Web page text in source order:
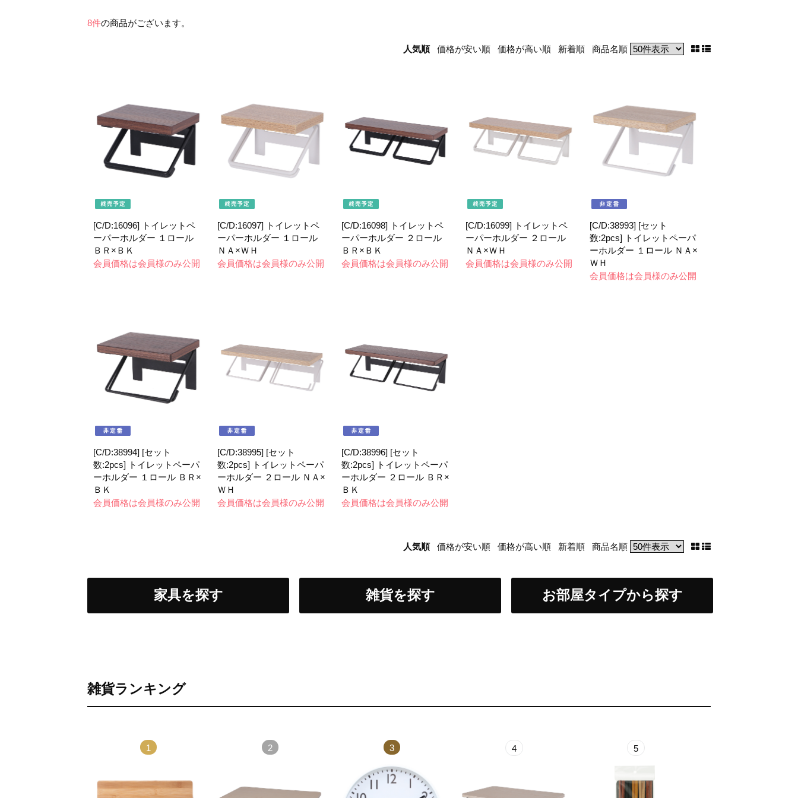
8件の商品がございます。
人気順 価格が安い順 価格が高い順 新着順 商品名順
[C/D:16096] トイレットペ
ーパーホルダー １ロール
ＢＲ×ＢＫ
会員価格は会員様のみ公開
[C/D:16097] トイレットペ
ーパーホルダー １ロール
ＮＡ×ＷＨ
会員価格は会員様のみ公開
[C/D:16098] トイレットペ
ーパーホルダー ２ロール
ＢＲ×ＢＫ
会員価格は会員様のみ公開
[C/D:16099] トイレットペ
ーパーホルダー ２ロール
ＮＡ×ＷＨ
会員価格は会員様のみ公開
[C/D:38993] [セット
数:2pcs] トイレットペーパ
ーホルダー １ロール ＮＡ×
ＷＨ
会員価格は会員様のみ公開
[C/D:38994] [セット
数:2pcs] トイレットペーパ
ーホルダー １ロール ＢＲ×
ＢＫ
会員価格は会員様のみ公開
[C/D:38995] [セット
数:2pcs] トイレットペーパ
ーホルダー ２ロール ＮＡ×
ＷＨ
会員価格は会員様のみ公開
[C/D:38996] [セット
数:2pcs] トイレットペーパ
ーホルダー ２ロール ＢＲ×
ＢＫ
会員価格は会員様のみ公開
人気順 価格が安い順 価格が高い順 新着順 商品名順
家具を探す 雑貨を探す お部屋タイプから探す
雑貨ランキング
1 2 3 4 5